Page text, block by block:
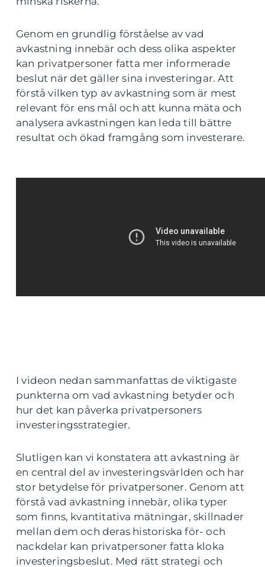
Genom en grundlig förståelse av vad
avkastning innebär och dess olika aspekter
kan privatpersoner fatta mer informerade
beslut när det gäller sina investeringar. Att
förstå vilken typ av avkastning som är mest
relevant för ens mål och att kunna mäta och
analysera avkastningen kan leda till bättre
resultat och ökad framgång som investerare.
I videon nedan sammanfattas de viktigaste
punkterna om vad avkastning betyder och
hur det kan påverka privatpersoners
investeringsstrategier.
Slutligen kan vi konstatera att avkastning är
en central del av investeringsvärlden och har
stor betydelse för privatpersoner. Genom att
förstå vad avkastning innebär, olika typer
som finns, kvantitativa mätningar, skillnader
mellan dem och deras historiska för- och
nackdelar kan privatpersoner fatta kloka
investeringsbeslut. Med rätt strategi och